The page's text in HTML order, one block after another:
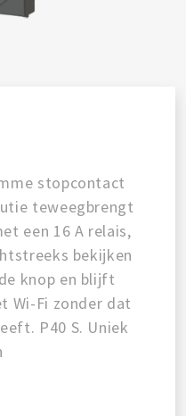
stopcontact
teweegbrengt
een 16 A relais,
bekijken
knop en blijft
Wi-Fi zonder dat
P40 S. Uniek